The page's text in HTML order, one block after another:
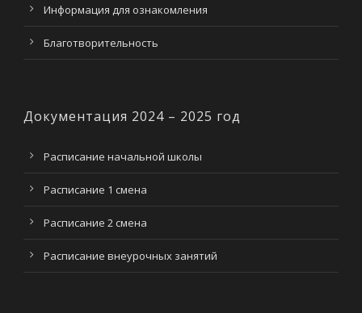
Информация для ознакомления
Благотворительность
Документация 2024 – 2025 год
Расписание начальной школы
Расписание 1 смена
Расписание 2 смена
Расписание внеурочных занятий